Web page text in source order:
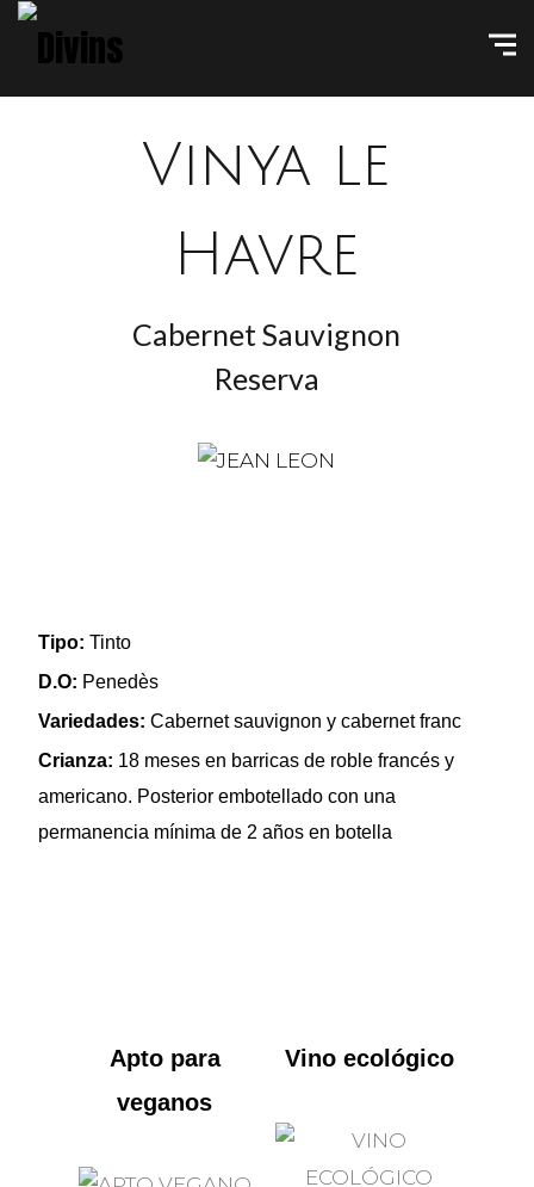
Vinya le
Havre
Cabernet Sauvignon
Reserva
Tipo: Tinto
D.O: Penedès
Variedades:Cabernet sauvignon y cabernet franc
Crianza: 18 meses en barricas de roble francés y
americano. Posterior embotellado con una
permanencia mínima de 2 años en botella
Apto para
veganos
Vino ecológico